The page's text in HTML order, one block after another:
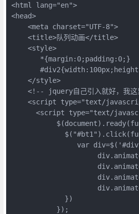
<html lang="en">
<head>
    <meta charset="UTF-8">
    <title>队列动画</title>
    <style>
       *{margin:0;padding:0;}
    </style>
<!-- jquery自己引入就好，我
<script type="text/
<script type="text/
var
             })
           });